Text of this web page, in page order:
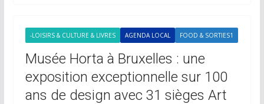
-LOISIRS & CULTURE & LIVRES AGENDA LOCAL FOOD & SORTIES1
Musée Horta à Bruxelles : une
exposition exceptionnelle sur 100
ans de design avec 31 sièges Art